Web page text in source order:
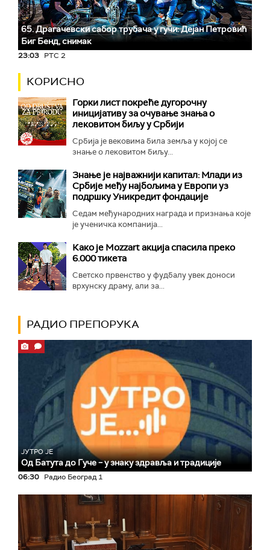
65. Драгачевски сабор трубача у гучи: Дејан Петровић
Биг Бeнд, снимак
23:03 РТС 2
КОРИСНО
Горки лист покреће дугорочну
иницијативу за очување знања о
лековитом биљу у Србији
Србија је вековима била земља у којој се
знање о лековитом биљу...
Знање је најважнији капитал: Млади из
Србије међу најбољима у Европи уз
подршку Уникредит фондације
Седам међународних награда и признања које
је ученичка компанија...
Како је Mozzart акција спасила преко
6.000 тикета
Светско првенство у фудбалу увек доноси
врхунску драму, али за...
РАДИО ПРЕПОРУКА
ЈУТРО ЈЕ
Од Батута до Гуче – у знаку здравља и традиције
06:30 Радио Београд 1